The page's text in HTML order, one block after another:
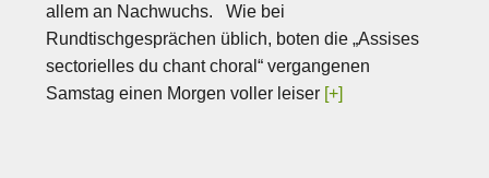
allem an Nachwuchs. Wie bei
Rundtischgesprächen üblich, boten die „Assises
sectorielles du chant choral“ vergangenen
Samstag einen Morgen voller leiser [+]